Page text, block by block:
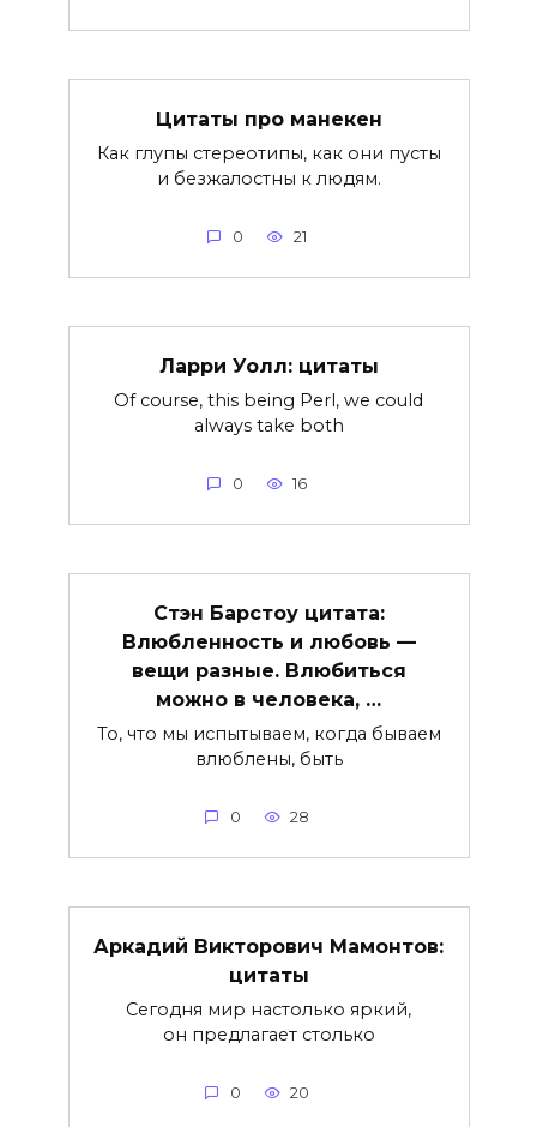
Цитаты про манекен
Как глупы стереотипы, как они пусты
и безжалостны к людям.
0 21
Ларри Уолл: цитаты
Of course, this being Perl, we could
always take both
0 16
Стэн Барстоу цитата:
Влюбленность и любовь —
вещи разные. Влюбиться
можно в человека, …
То, что мы испытываем, когда бываем
влюблены, быть
0 28
Аркадий Викторович Мамонтов:
цитаты
Сегодня мир настолько яркий,
он предлагает столько
0 20